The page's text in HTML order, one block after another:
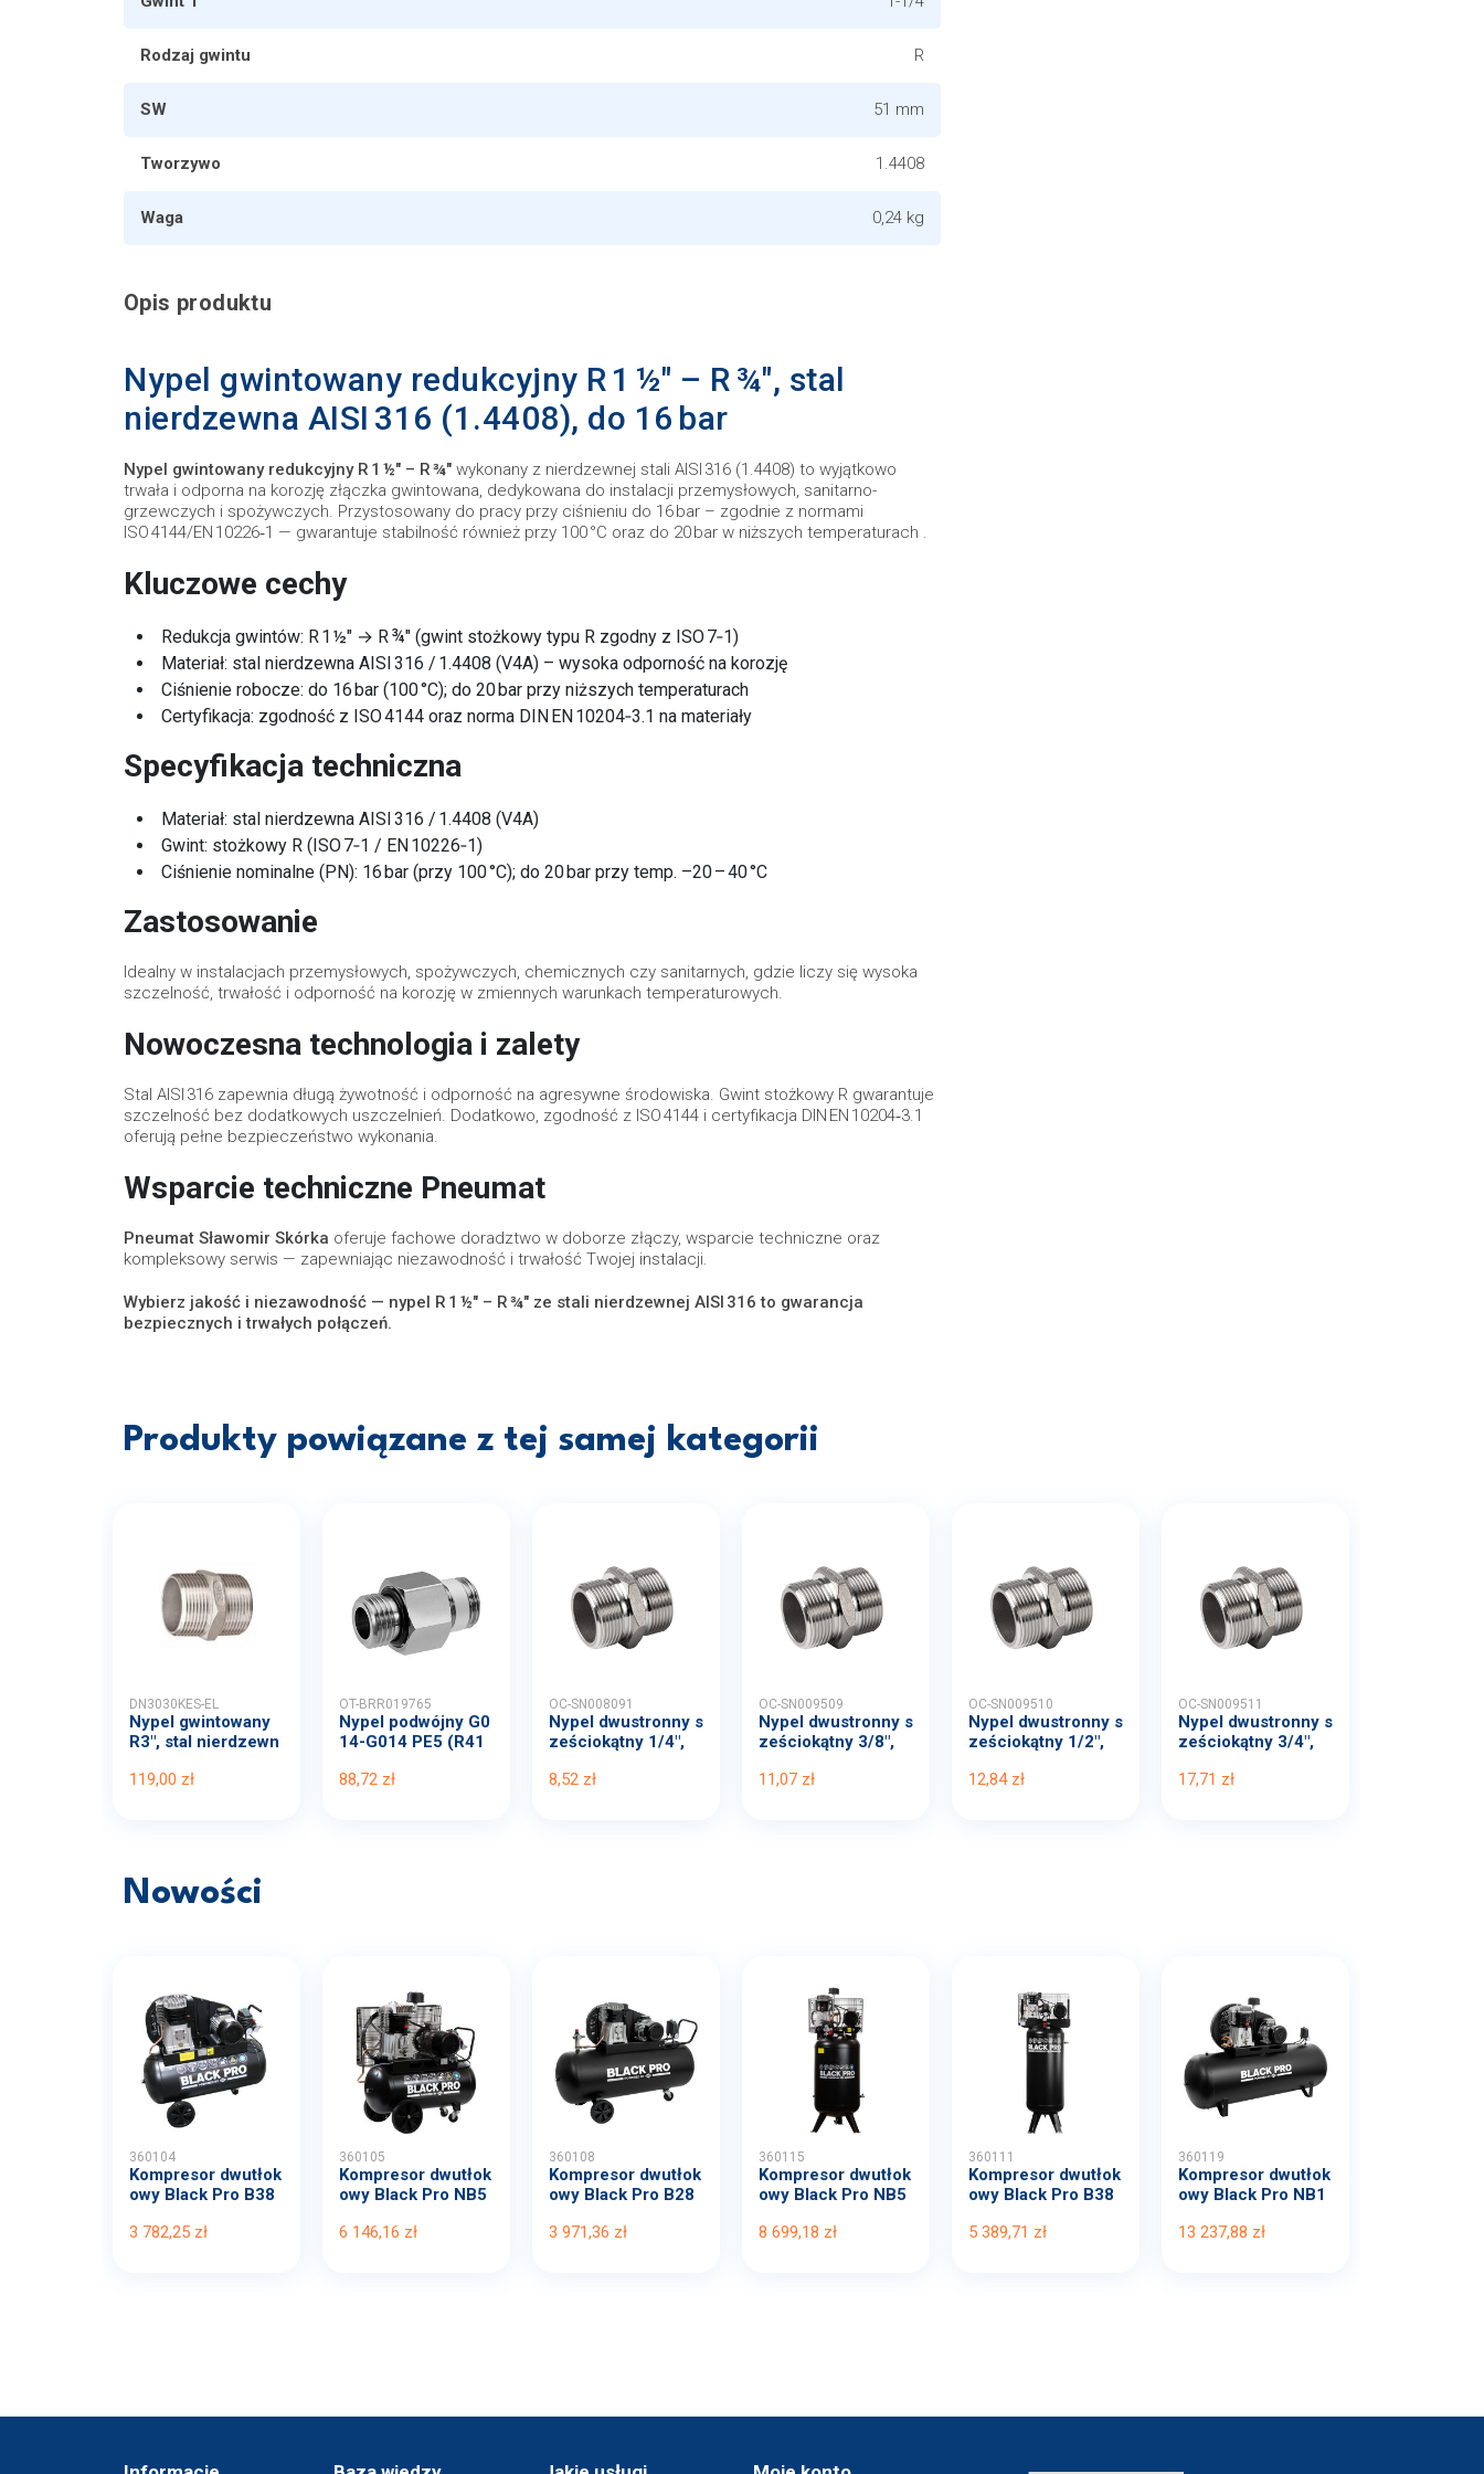
Rodzaj gwintu R
SW 51 mm
Tworzywo 1.4408
Waga 0,24 kg
Opis produktu
Nypel gwintowany redukcyjny R 1 ½″ – R ¾″, stal
nierdzewna AISI 316 (1.4408), do 16 bar
Nypel gwintowany redukcyjny R 1 ½″ – R ¾″ wykonany z nierdzewnej stali AISI 316 (1.4408) to wyjątkowo
trwała i odporna na korozję złączka gwintowana, dedykowana do instalacji przemysłowych, sanitarno-
grzewczych i spożywczych. Przystosowany do pracy przy ciśnieniu do 16 bar – zgodnie z normami
ISO 4144/EN 10226‑1 — gwarantuje stabilność również przy 100 °C oraz do 20 bar w niższych temperaturach .
Kluczowe cechy
Redukcja gwintów: R 1 ½″ → R ¾″ (gwint stożkowy typu R zgodny z ISO 7‑1)
Materiał: stal nierdzewna AISI 316 / 1.4408 (V4A) – wysoka odporność na korozję
Ciśnienie robocze: do 16 bar (100 °C); do 20 bar przy niższych temperaturach
Certyfikacja: zgodność z ISO 4144 oraz norma DIN EN 10204‑3.1 na materiały
Specyfikacja techniczna
Materiał: stal nierdzewna AISI 316 / 1.4408 (V4A)
Gwint: stożkowy R (ISO 7‑1 / EN 10226‑1)
Ciśnienie nominalne (PN): 16 bar (przy 100 °C); do 20 bar przy temp. –20 – 40 °C
Zastosowanie
Idealny w instalacjach przemysłowych, spożywczych, chemicznych czy sanitarnych, gdzie liczy się wysoka
szczelność, trwałość i odporność na korozję w zmiennych warunkach temperaturowych.
Nowoczesna technologia i zalety
Stal AISI 316 zapewnia długą żywotność i odporność na agresywne środowiska. Gwint stożkowy R gwarantuje
szczelność bez dodatkowych uszczelnień. Dodatkowo, zgodność z ISO 4144 i certyfikacja DIN EN 10204‑3.1
oferują pełne bezpieczeństwo wykonania.
Wsparcie techniczne Pneumat
Pneumat Sławomir Skórka oferuje fachowe doradztwo w doborze złączy, wsparcie techniczne oraz
kompleksowy serwis — zapewniając niezawodność i trwałość Twojej instalacji.
Wybierz jakość i niezawodność — nypel R 1 ½″ – R ¾″ ze stali nierdzewnej AISI 316 to gwarancja
bezpiecznych i trwałych połączeń.
Produkty powiązane z tej samej kategorii
DN3030KES-EL
Nypel gwintowany
R3", stal nierdzewn
119,00 zł
OT-BRR019765
Nypel podwójny G0
14-G014 PE5 (R41
88,72 zł
OC-SN008091
Nypel dwustronny s
ześciokątny 1/4",
8,52 zł
OC-SN009509
Nypel dwustronny s
ześciokątny 3/8",
11,07 zł
OC-SN009510
Nypel dwustronny s
ześciokątny 1/2",
12,84 zł
OC-SN009511
Nypel dwustronny s
ześciokątny 3/4",
17,71 zł
Nowości
360104
Kompresor dwutłok
owy Black Pro B38
3 782,25 zł
360105
Kompresor dwutłok
owy Black Pro NB5
6 146,16 zł
360108
Kompresor dwutłok
owy Black Pro B28
3 971,36 zł
360115
Kompresor dwutłok
owy Black Pro NB5
8 699,18 zł
360111
Kompresor dwutłok
owy Black Pro B38
5 389,71 zł
360119
Kompresor dwutłok
owy Black Pro NB1
13 237,88 zł